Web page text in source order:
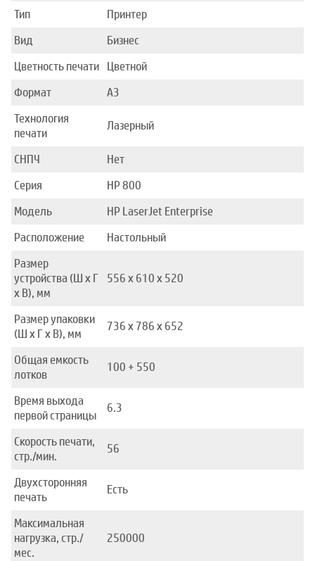
Тип
Принтер
Вид
Бизнес
Цветность печати Цветной
Формат
A3
Технология
печати
Лазерный
СНПЧ
Нет
Серия
HP 800
Модель
HP LaserJet Enterprise
Расположение
Настольный
Размер
устройства (Ш x Г
x В), мм
556 x 610 x 520
Размер упаковки
(Ш x Г x В), мм
736 x 786 x 652
Общая емкость
лотков
100 + 550
Время выхода
первой страницы
6.3
Скорость печати,
стр./мин.
56
Двухсторонняя
печать
Есть
Максимальная
нагрузка, стр./
мес.
250000